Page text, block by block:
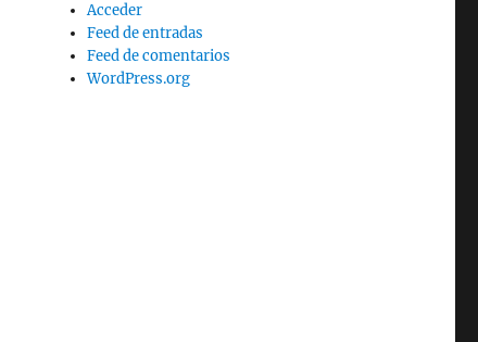
Acceder
Feed de entradas
Feed de comentarios
WordPress.org